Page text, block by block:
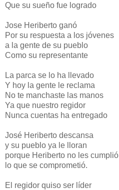
Que su sueño fue logrado
Jose Heriberto ganó
Por su respuesta a los jóvenes
a la gente de su pueblo
Como su representante
La parca se lo ha llevado
Y hoy la gente le reclama
No te manchaste las manos
Ya que nuestro regidor
Nunca cuentas ha entregado
José Heriberto descansa
y su pueblo ya le lloran
porque Heriberto no les cumplió
lo que se comprometió.
El regidor quiso ser líder